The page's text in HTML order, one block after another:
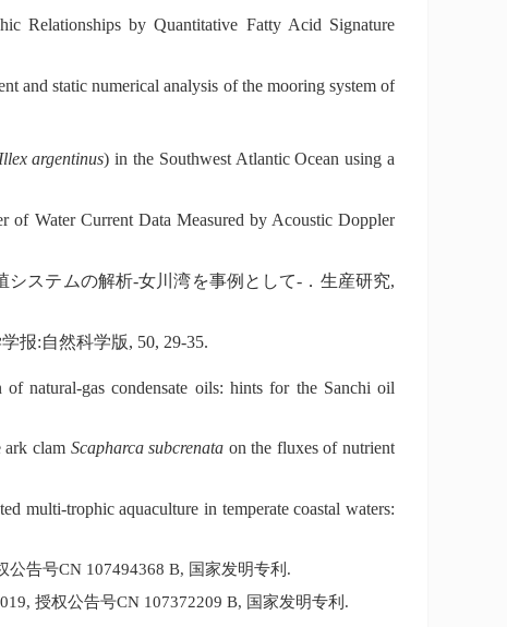
Relationships by Quantitative Fatty Acid Signature
and static numerical analysis of the mooring system of
argentinus) in the Southwest Atlantic Ocean using a
Water Current Data Measured by Acoustic Doppler
システムの解析-女川湾を事例として- ．生産研究,
报:自然科学版, 50, 29-35.
natural-gas condensate oils: hints for the Sanchi oil
ark clam Scapharca subcrenata on the fluxes of nutrient
multi-trophic aquaculture in temperate coastal waters:
公告号CN 107494368 B, 国家发明专利 .
授权公告号CN 107372209 B, 国家发明专利 .